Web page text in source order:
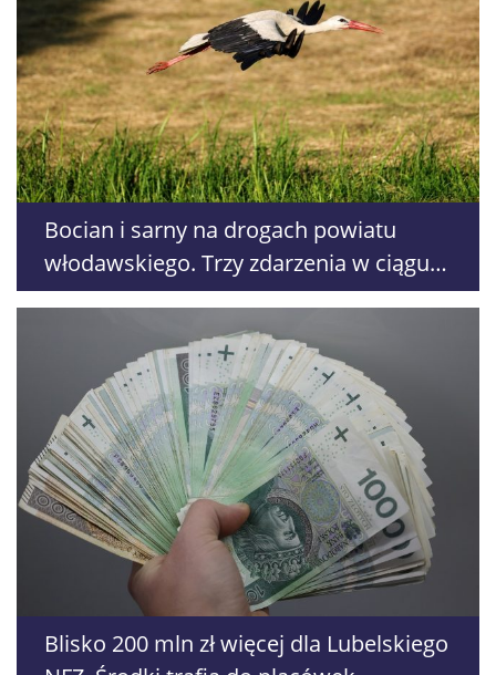
Bocian i sarny na drogach powiatu
włodawskiego. Trzy zdarzenia w ciągu
kilku dni
Blisko 200 mln zł więcej dla Lubelskiego